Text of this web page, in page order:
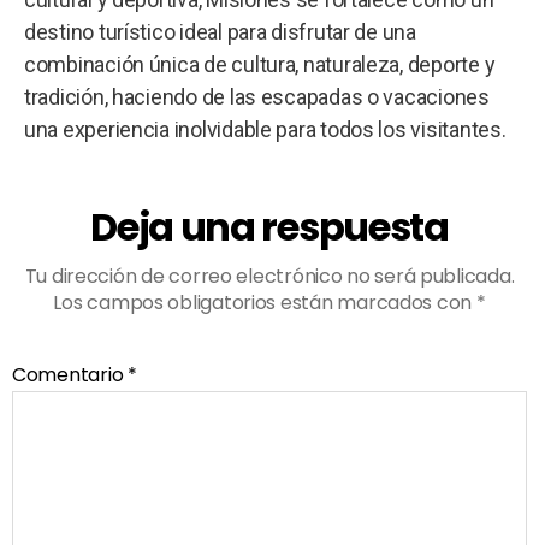
destino turístico ideal para disfrutar de una
combinación única de cultura, naturaleza, deporte y
tradición, haciendo de las escapadas o vacaciones
una experiencia inolvidable para todos los visitantes.
Deja una respuesta
Tu dirección de correo electrónico no será publicada.
Los campos obligatorios están marcados con *
Comentario*